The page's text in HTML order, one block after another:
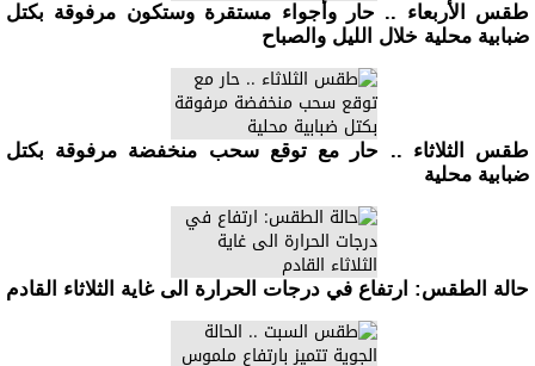
طقس الأربعاء .. حار وأجواء مستقرة وستكون مرفوقة بكتل
ضبابية محلية خلال الليل والصباح
طقس الثلاثاء .. حار مع توقع سحب منخفضة مرفوقة بكتل
ضبابية محلية
حالة الطقس: ارتفاع في درجات الحرارة الى غاية الثلاثاء القادم